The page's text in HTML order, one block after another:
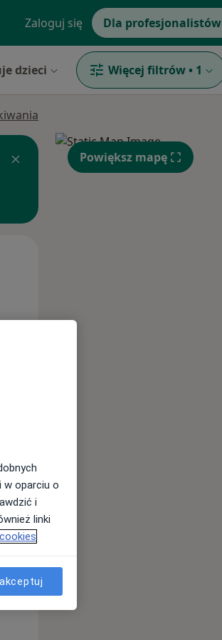
Zaloguj się Dla profesjonalistów
dzieci Więcej filtrów • 1
Pon,
10 Sie
Powiększ mapę
w oparciu o
i
linki